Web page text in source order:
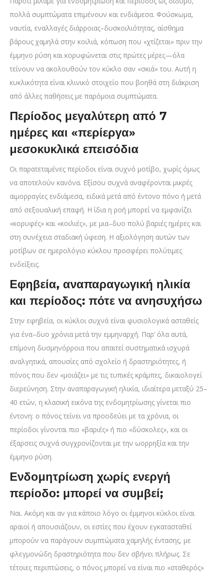
πολλά συμπτώματα επιμένουν και ενδιάμεσα. Φούσκωμα,
ναυτία, εναλλαγές διάρροιας–δυσκοιλιότητας, αίσθημα
βάρους χαμηλά στην κοιλιά, κόπωση που «χτίζεται» πριν την
έμμηνο ρύση και κορυφώνεται στις πρώτες μέρες—όλα
τείνουν να ακολουθούν τον κύκλο σαν «σκιά» του. Αυτή η
κυκλικότητα είναι κλινικό στοιχείο που βοηθά στη διάκριση
από άλλες παθήσεις με παρόμοια συμπτώματα.
Περίοδος μεγαλύτερη από 7
ημέρες και «περίεργα»
μεσοκυκλικά επεισόδια
Οι παρατεταμένες περίοδοι είναι συχνό μοτίβο, χωρίς όμως
να αποτελούν κανόνα. Εξίσου συχνά αναφέρονται μικρές
αιμορραγίες ενδιάμεσα, ειδικά μετά από έντονο πόνο ή μετά
από σεξουαλική επαφή. Η ίδια η ροή μπορεί να εμφανίζει
«κορυφές» και «κοιλιές», με μια–δυο πολύ βαριές ημέρες και
στη συνέχεια σταδιακή ύφεση. Η αξιολόγηση αυτών των
μοτίβων σε ημερολόγιο κύκλου προσφέρει πολύτιμες
ενδείξεις.
Εφηβεία, αναπαραγωγική ηλικία
και περίοδος: πότε να ανησυχήσω
Στην εφηβεία, οι κύκλοι συχνά είναι φυσιολογικά ασταθείς
για ένα–δυο χρόνια μετά την εμμηναρχή. Παρ’ όλα αυτά,
επίμονη δυσμηνόρροια που απαιτεί συστηματικά ισχυρά
αναλγητικά, απουσίες από σχολείο ή δραστηριότητες, ή
πόνος που δεν «μοιάζει» με τις τυπικές κράμπες, δικαιολογεί
διερεύνηση. Στην αναπαραγωγική ηλικία, ιδιαίτερα μεταξύ 25–
40 ετών, η κλασική εικόνα της ενδομητρίωσης γίνεται πιο
έντονη: ο πόνος τείνει να προοδεύει με τα χρόνια, οι
περίοδοι γίνονται πιο «βαριές» ή πιο «δύσκολες», και οι
έξαρσεις συχνά συγχρονίζονται με την ωορρηξία και την
έμμηνο ρύση.
Ενδομητρίωση χωρίς ενεργή
περίοδο: μπορεί να συμβεί;
Ναι. Ακόμη και αν για κάποιο λόγο οι έμμηνοι κύκλοι είναι
αραιοί ή απουσιάζουν, οι εστίες που έχουν εγκατασταθεί
μπορούν να παράγουν συμπτώματα χαμηλής έντασης, με
φλεγμονώδη δραστηριότητα που δεν σβήνει πλήρως. Σε
τέτοιες περιπτώσεις, ο πόνος μπορεί να είναι πιο «σταθερός»